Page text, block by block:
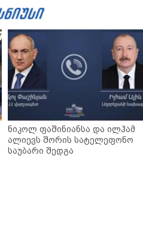
ნიკოლ ფაშინიანსა და ილჰამ
ალიევს შორის სატელეფონო
საუბარი შედგა